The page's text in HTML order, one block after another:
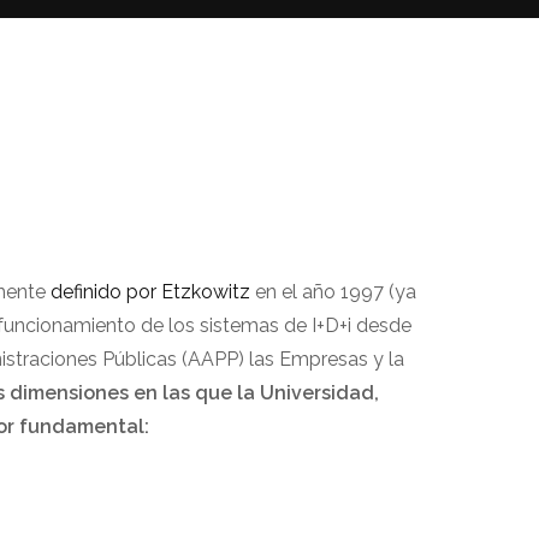
definido por Etzkowitz en el año 1997 (ya
de los sistemas de I+D+i desde
Públicas (AAPP) las Empresas y la
dimensiones en las que la Universidad,
fundamental: